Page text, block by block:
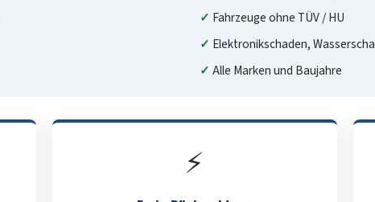
Fahrzeuge ohne TÜV / HU
Elektronikschaden,
Alle Marken und Baujahre
⚡